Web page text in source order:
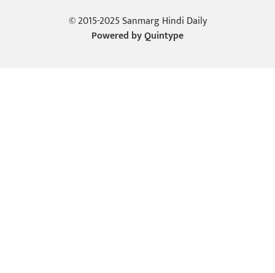
© 2015-2025 Sanmarg Hindi Daily
Powered byQuintype